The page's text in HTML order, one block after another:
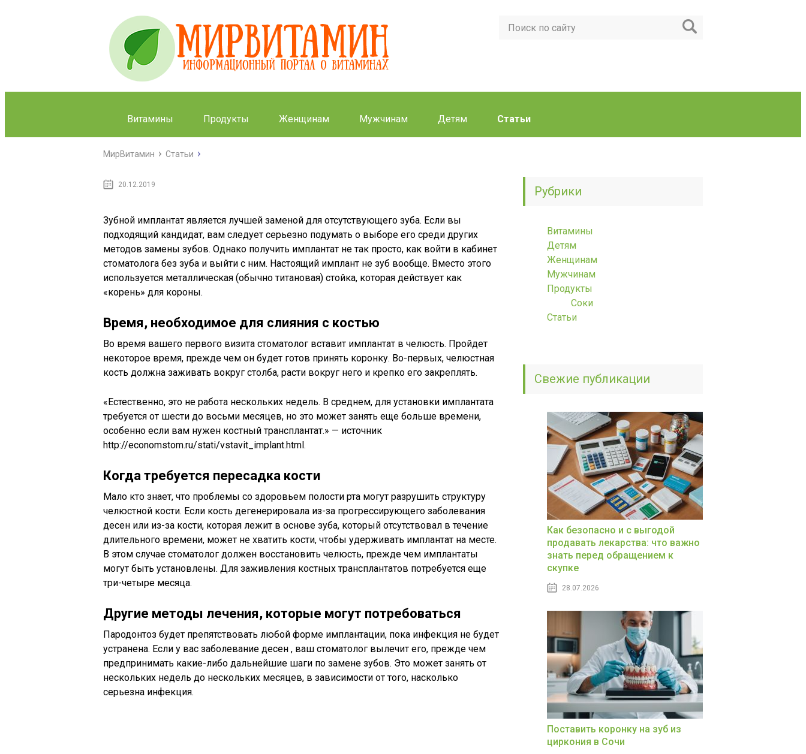
Витамины Продукты Женщинам Мужчинам Детям Статьи
МирВитамин Статьи
20.12.2019Сколько времени занимает
имплантата?
Зубной имплантат является лучшей заменой для отсутствующего зуба. Если вы
подходящий кандидат, вам следует серьезно подумать о выборе его среди других
методов замены зубов. Однако получить имплантат не так просто, как войти в кабинет
стоматолога без зуба и выйти с ним. Настоящий имплант не зуб вообще. Вместо этого
используется металлическая (обычно титановая) стойка, которая действует как
«корень» для короны.
Время, необходимое для слияния с костью
Во время вашего первого визита стоматолог вставит имплантат в челюсть. Пройдет
некоторое время, прежде чем он будет готов принять коронку. Во-первых, челюстная
кость должна заживать вокруг столба, расти вокруг него и крепко его закреплять.
«Естественно, это не работа нескольких недель. В среднем, для установки имплантата
требуется от шести до восьми месяцев, но это может занять еще больше времени,
особенно если вам нужен костный трансплантат.» — источник
http://economstom.ru/stati/vstavit_implant.html.
Когда требуется пересадка кости
Мало кто знает, что проблемы со здоровьем полости рта могут разрушить структуру
челюстной кости. Если кость дегенерировала из-за прогрессирующего заболевания
десен или из-за кости, которая лежит в основе зуба, который отсутствовал в течение
длительного времени, может не хватить кости, чтобы удерживать имплантат на месте.
В этом случае стоматолог должен восстановить челюсть, прежде чем имплантаты
могут быть установлены. Для заживления костных трансплантатов потребуется еще
три-четыре месяца.
Другие методы лечения, которые могут потребоваться
Пародонтоз будет препятствовать любой форме имплантации, пока инфекция не будет
устранена. Если у вас заболевание десен , ваш стоматолог вылечит его, прежде чем
предпринимать какие-либо дальнейшие шаги по замене зубов. Это может занять от
нескольких недель до нескольких месяцев, в зависимости от того, насколько
серьезна инфекция.
Рубрики
Витамины
Детям
Женщинам
Мужчинам
Продукты
Соки
Статьи
Свежие публикации
Как безопасно и с выгодой
продавать лекарства: что важно
знать перед обращением к
скупке
28.07.2026
Поставить коронку на зуб из
циркония в Сочи